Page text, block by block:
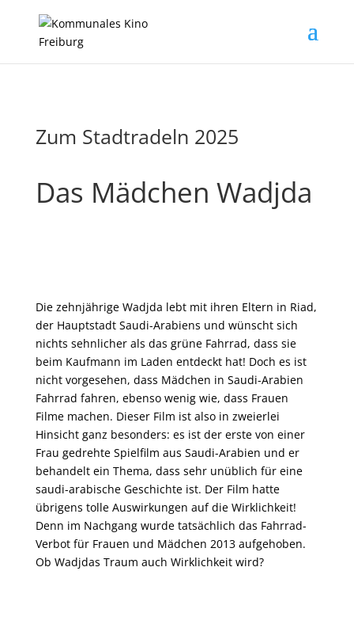
Zum Stadtradeln 2025
Das Mädchen Wadjda
Die zehnjährige Wadjda lebt mit ihren Eltern in Riad,
der Hauptstadt Saudi-Arabiens und wünscht sich
nichts sehnlicher als das grüne Fahrrad, dass sie
beim Kaufmann im Laden entdeckt hat! Doch es ist
nicht vorgesehen, dass Mädchen in Saudi-Arabien
Fahrrad fahren, ebenso wenig wie, dass Frauen
Filme machen. Dieser Film ist also in zweierlei
Hinsicht ganz besonders: es ist der erste von einer
Frau gedrehte Spielfilm aus Saudi-Arabien und er
behandelt ein Thema, dass sehr unüblich für eine
saudi-arabische Geschichte ist. Der Film hatte
übrigens tolle Auswirkungen auf die Wirklichkeit!
Denn im Nachgang wurde tatsächlich das Fahrrad-
Verbot für Frauen und Mädchen 2013 aufgehoben.
Ob Wadjdas Traum auch Wirklichkeit wird?